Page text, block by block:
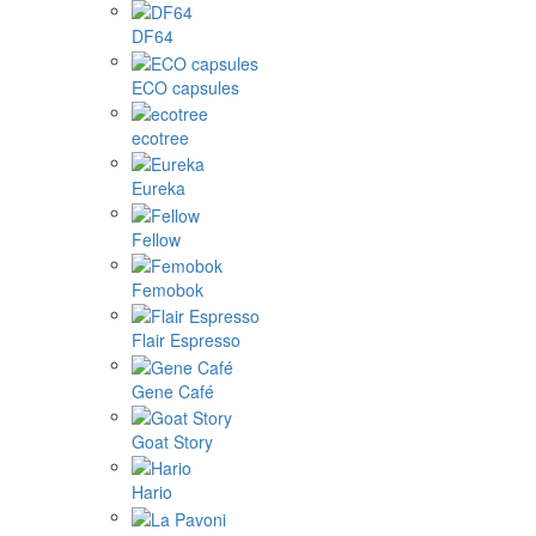
DF64
ECO capsules
ecotree
Eureka
Fellow
Femobok
Flair Espresso
Gene Café
Goat Story
Hario